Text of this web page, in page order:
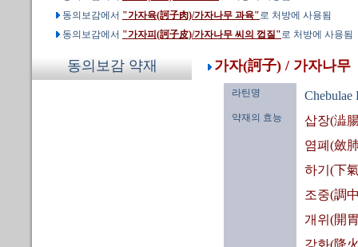
동의보감에서 "가자육(訶子肉)/가자나무 과육"로 처방에 사용됨
동의보감에서 "가자피(訶子皮)/가자나무 씨의 껍질"로 처방에 사용됨
동의보감 약재 가자(訶子) / 가자나무
라틴명 Chebulae
약재의 효능
삽장(澁
염폐(斂
하기(下
조중(調
개위(開
강화(降